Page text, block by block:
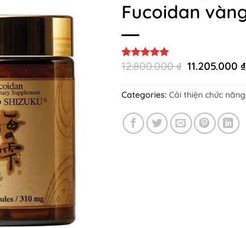
Fucoidan
Rated5
based on
2
customer
12.800.000₫ Original
price
was:
12.800.000
11.205.000₫
Categories: Cải thiện chức năng